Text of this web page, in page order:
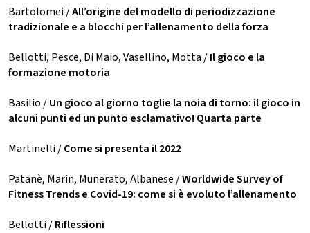
Bartolomei /All’origine del modello di periodizzazione
tradizionale e a blocchi per l’allenamento della forza
Bellotti, Pesce, Di Maio, Vasellino, Motta /Il gioco e la
formazione motoria
Basilio /Un gioco al giorno toglie la noia di torno: il gioco in
alcuni punti ed un punto esclamativo! Quarta parte
Martinelli /Come si presenta il 2022
Patanè, Marin, Munerato, Albanese /Worldwide Survey of
Fitness Trends e Covid-19: come si è evoluto l’allenamento
Bellotti /Riflessioni